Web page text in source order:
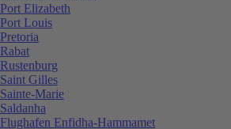
Port Elizabeth
Port Louis
Pretoria
Rabat
Rustenburg
Saint Gilles
Sainte-Marie
Saldanha
Flughafen Enfidha-Hammamet